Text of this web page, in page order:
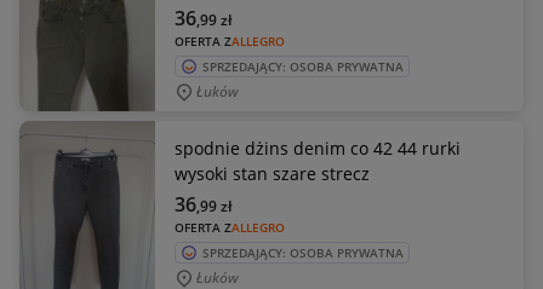
OFERTA ZALLEGRO
36,99zł
SPRZEDAJĄCY: OSOBA PRYWATNA
Łuków
spodnie dżins denim co 42 44 rurki
wysoki stan szare strecz
OFERTA ZALLEGRO
36,99zł
SPRZEDAJĄCY: OSOBA PRYWATNA
Łuków